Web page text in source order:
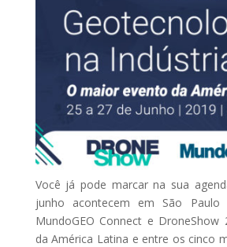
Você já pode marcar na sua
junho acontecem em São Paulo
MundoGEO Connect e DroneShow
da América Latina e entre os cinco